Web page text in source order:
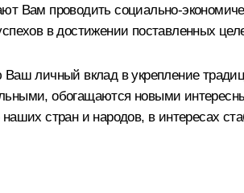
Вам проводить социально-
в достижении поставленных
личный вклад в укрепление
обогащаются новыми
стран и народов, в интересах